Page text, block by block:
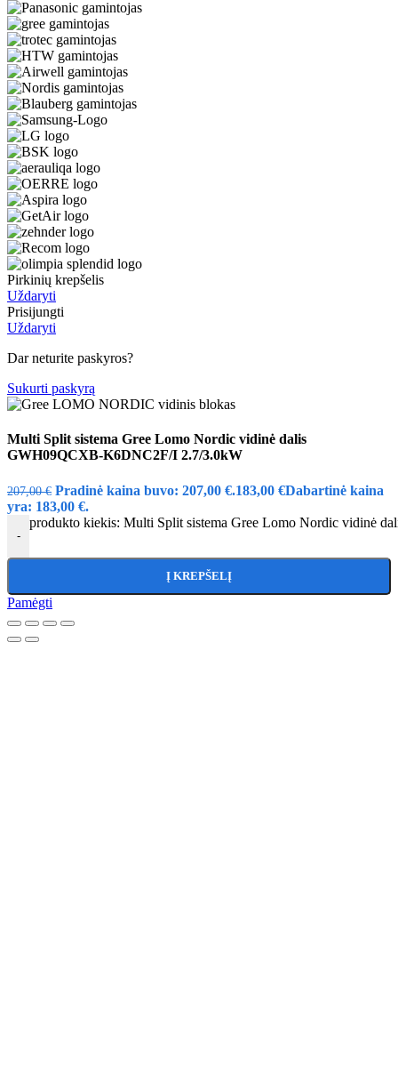
Pirkinių krepšelis
Uždaryti
Prisijungti
Uždaryti
Dar neturite paskyros?
Sukurti paskyrą
Multi Split sistema Gree Lomo Nordic vidinė dalis
GWH09QCXB-K6DNC2F/I 2.7/3.0kW
207,00€ Pradinė kaina buvo: 207,00 €.183,00 €Dabartinė kaina
yra: 183,00 €.
-
produkto kiekis: Multi Split sistema Gree Lomo Nordic vidinė
Į KREPŠELĮ
Pamėgti